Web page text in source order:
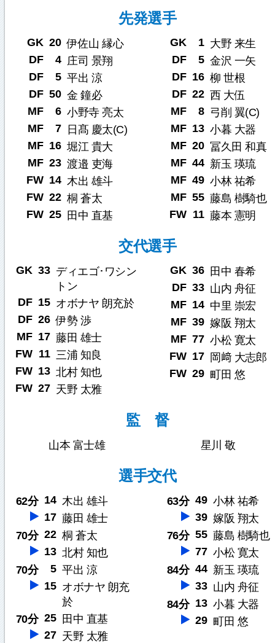
先発選手
GK 20 伊佐山 縁心
DF
4 庄司 景翔
DF
5 平出 涼
DF 50 金 鐘必
MF
6 小野寺 亮太
MF
7
日髙 慶太(C)
MF 16 堀江 貴大
MF 23 渡邉 吏海
FW 14 木出 雄斗
FW 22 桐 蒼太
FW 25 田中 直基
GK 1 大野 来生
DF
5 金沢 一矢
DF 16 柳 世根
DF 22 西 大伍
MF
8 弓削 翼(C)
MF 13 小暮 大器
MF 20 冨久田 和真
MF 44 新玉 瑛琉
MF 49 小林 祐希
MF 55 藤島 樹騎也
FW 11 藤本 憲明
交代選手
GK 33 ディエゴ･ワシン
トン
DF 15 オボナヤ 朗充於
DF 26 伊勢 渉
MF 17 藤田 雄士
FW 11 三浦 知良
FW 13 北村 知也
FW 27 天野 太雅
GK 36
田中 春希
DF 33 山内 舟征
MF 14 中里 崇宏
MF 39 嫁阪 翔太
MF 77 小松 寛太
FW 17
岡﨑 大志郎
FW 29 町田 悠
監 督
山本 富士雄 星川 敬
選手交代
62分 14 木出 雄斗
17 藤田 雄士
70分 22 桐 蒼太
13 北村 知也
70分
5 平出 涼
15 オボナヤ 朗充
於
70分 25
田中 直基
27 天野 太雅
63分 49 小林 祐希
39 嫁阪 翔太
76分 55 藤島 樹騎也
77 小松 寛太
84分 44 新玉 瑛琉
33 山内 舟征
84分 13 小暮 大器
29 町田 悠